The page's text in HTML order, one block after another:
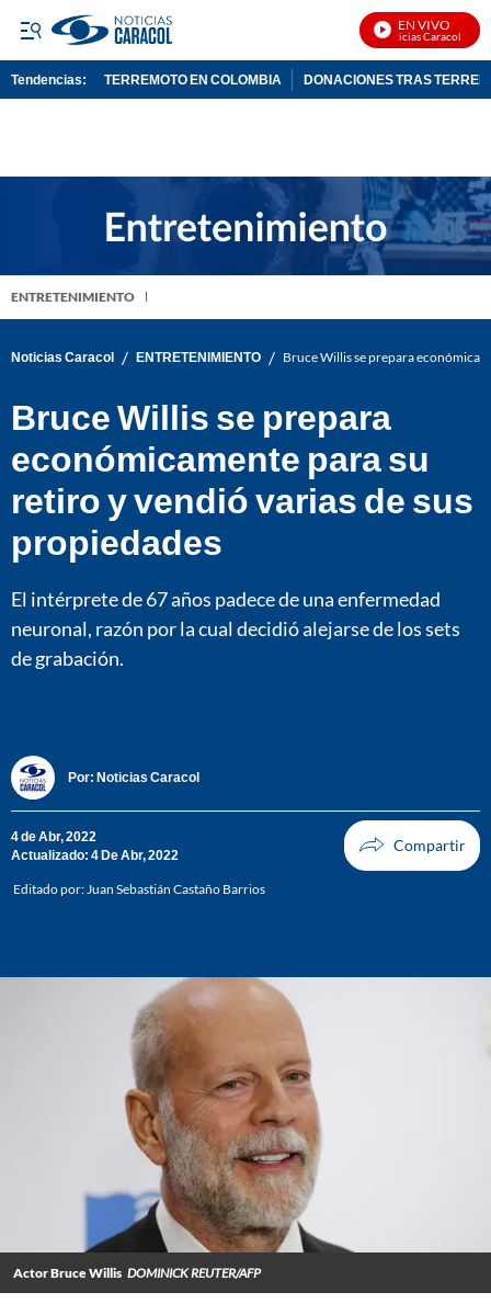
EN VIVO
Noticias Caracol En
Tendencias: TERREMOTO EN COLOMBIA DONACIONES TRAS
ENTRETENIMIENTO
Noticias Caracol / ENTRETENIMIENTO / Bruce Willis se prepara
Bruce Willis se prepara
económicamente para su
retiro y vendió varias de sus
propiedades
El intérprete de 67 años padece de una enfermedad
neuronal, razón por la cual decidió alejarse de los sets
de grabación.
Por: Noticias Caracol
4 de Abr, 2022
Actualizado: 4 De Abr, 2022
Editado por: Juan Sebastián Castaño Barrios
Actor Bruce Willis DOMINICK REUTER/AFP